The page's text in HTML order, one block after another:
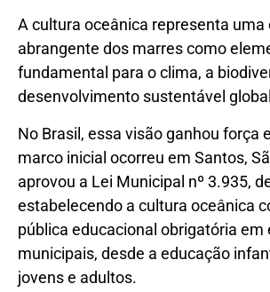
A cultura oceânica representa
abrangente dos marres como
fundamental para o clima, a
desenvolvimento sustentável
No Brasil, essa visão ganhou força
marco inicial ocorreu em Santos,
aprovou a Lei Municipal nº 3.935,
estabelecendo a cultura oceânica
pública educacional obrigatória em
municipais, desde a educação
jovens e adultos.